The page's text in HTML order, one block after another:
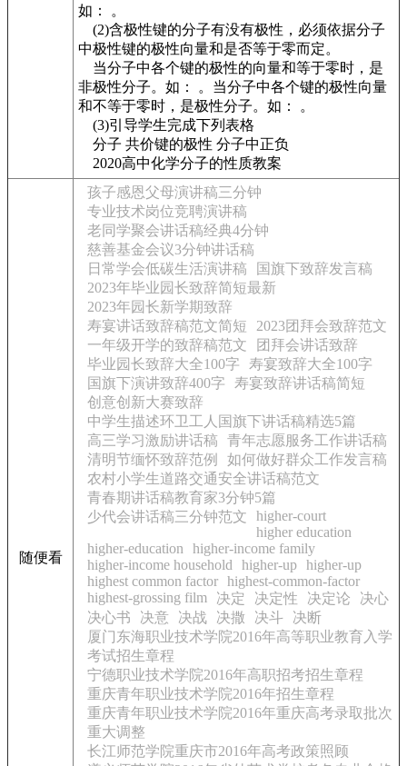
如： 。
(2)含极性键的分子有没有极性，必须依据分子
中极性键的极性向量和是否等于零而定。
当分子中各个键的极性的向量和等于零时，是
非极性分子。如： 。当分子中各个键的极性向量
和不等于零时，是极性分子。如： 。
(3)引导学生完成下列表格
分子 共价键的极性 分子中正负
2020高中化学分子的性质教案
随便看
孩子感恩父母演讲稿三分钟
专业技术岗位竞聘演讲稿
老同学聚会讲话稿经典4分钟
慈善基金会议3分钟讲话稿
日常学会低碳生活演讲稿
国旗下致辞发言稿
2023年毕业园长致辞简短最新
2023年园长新学期致辞
寿宴讲话致辞稿范文简短
2023团拜会致辞范文
一年级开学的致辞稿范文
团拜会讲话致辞
毕业园长致辞大全100字
寿宴致辞大全100字
国旗下演讲致辞400字
寿宴致辞讲话稿简短
创意创新大赛致辞
中学生描述环卫工人国旗下讲话稿精选5篇
高三学习激励讲话稿
青年志愿服务工作讲话稿
清明节缅怀致辞范例
如何做好群众工作发言稿
农村小学生道路交通安全讲话稿范文
青春期讲话稿教育家3分钟5篇
少代会讲话稿三分钟范文
higher-court
higher education
higher-education
higher-income family
higher-income household
higher-up higher-up
highest common factor highest-common-factor
highest-grossing film
决定 决定性 决定论
决心
决心书
决意 决战 决撒 决斗
决断
厦门东海职业技术学院2016年高等职业教育入学
考试招生章程
宁德职业技术学院2016年高职招考招生章程
重庆青年职业技术学院2016年招生章程
重庆青年职业技术学院2016年重庆高考录取批次
重大调整
长江师范学院重庆市2016年高考政策照顾